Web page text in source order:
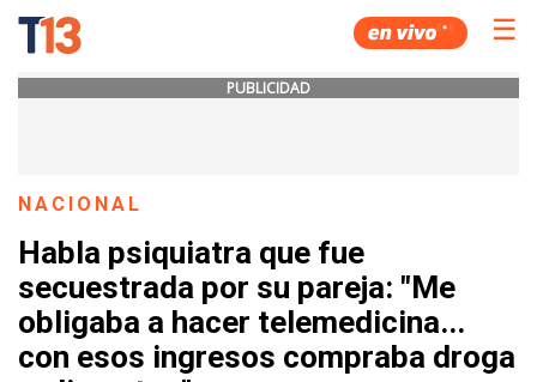
☰
PUBLICIDAD
NACIONAL
Habla psiquiatra que fue
secuestrada por su pareja: "Me
obligaba a hacer telemedicina...
con esos ingresos compraba droga